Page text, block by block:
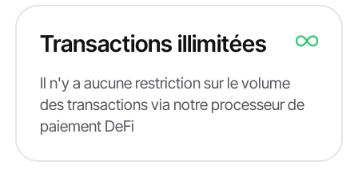
Transactions illimitées
Il n'y a aucune restriction sur le volume
des transactions via notre processeur de
paiement DeFi